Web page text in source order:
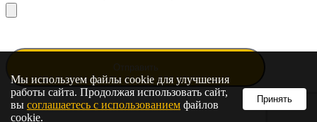
Мы используем файлы cookie для улучшения
работы сайта. Продолжая использовать сайт,
вы соглашаетесь с использованием файлов
cookie.
Принять